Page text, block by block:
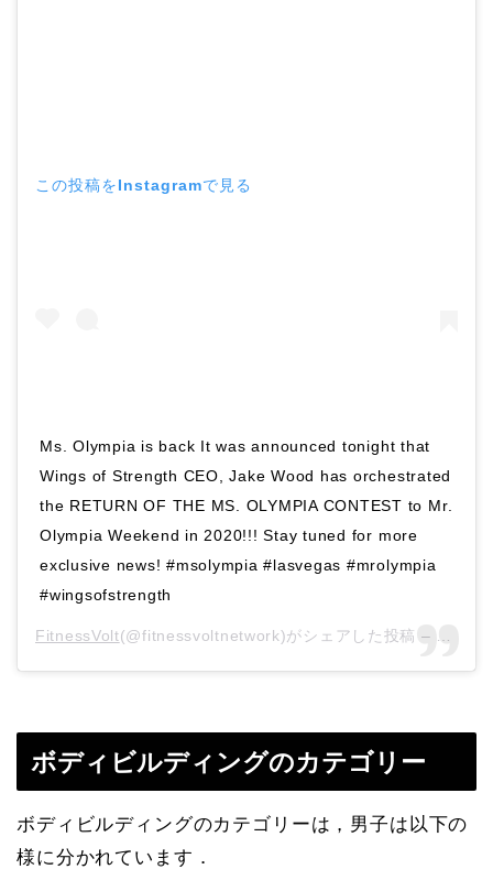
この投稿をInstagramで見る
Ms. Olympia is back It was announced tonight that
Wings of Strength CEO, Jake Wood has orchestrated
the RETURN OF THE MS. OLYMPIA CONTEST to Mr.
Olympia Weekend in 2020!!! Stay tuned for more
exclusive news! #msolympia #lasvegas #mrolympia
#wingsofstrength
FitnessVolt(@fitnessvoltnetwork)がシェアした投稿 – 2019
ボディビルディングのカテゴリー
ボディビルディングのカテゴリーは，男子は以下の
様に分かれています．